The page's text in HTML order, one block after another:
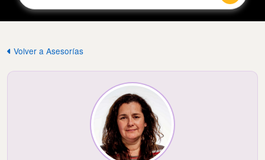
Volver a Asesorías